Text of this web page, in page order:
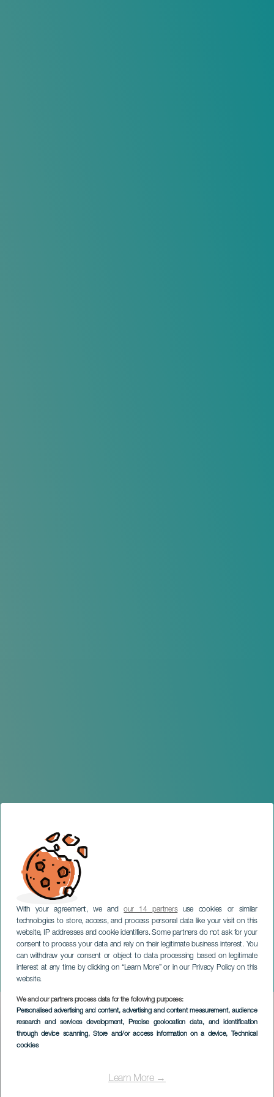
With your agreement, we andour 14 partnersuse cookies or similar
technologies to store, access, and process personal data like your visit on this
website, IP addresses and cookie identifiers. Some partners do not ask for your
consent to process your data and rely on their legitimate business interest. You
can withdraw your consent or object to data processing based on legitimate
interest at any time by clicking on “Learn More” or in our Privacy Policy on this
website.
We and our partners process data for the following purposes:
Personalised advertising and content, advertising and content measurement, audience
research and services development, Precise geolocation data, and identification
through device scanning, Store and/or access information on a device, Technical
cookies
Learn More →
Die Tapas-Route des
Nordostbezirks
TENERIFE
Imagen
Listado